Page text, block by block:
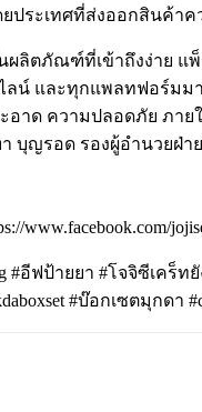
ยประเทศที่ส่งออกสินค้
นผลิตภัณฑ์ที่เข้าถึงง่าย
น์ และทุกแพลทฟอร์มม
ความปลอดภัย ภายใ
ญรอด รองผู้อำนวยฝ่า
www.facebook.com/
#อีฟป้ายยา #โจจิซีเ
#บ๊อกเซตมุกดา